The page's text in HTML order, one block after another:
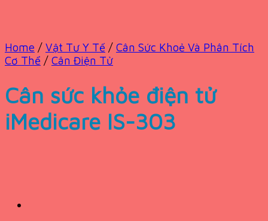
Home / Vật Tư Y Tế / Cân Sức Khoẻ Và Phân Tích
Cơ Thể / Cân Điện Tử
Cân sức khỏe điện tử
iMedicare IS-303